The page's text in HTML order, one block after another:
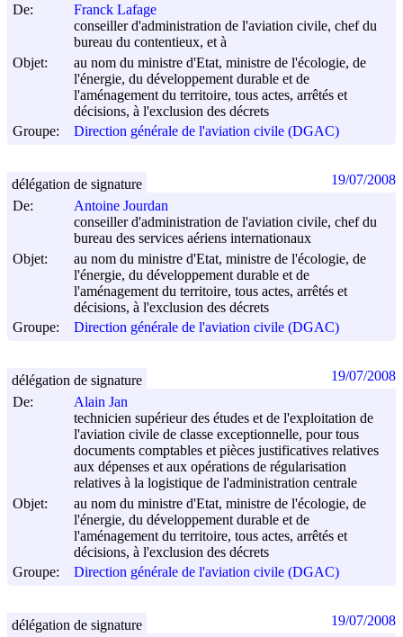
De:
Franck Lafage
conseiller d'administration de l'aviation civile, chef du
bureau du contentieux, et à
Objet:
au nom du ministre d'Etat, ministre de l'écologie, de
l'énergie, du développement durable et de
l'aménagement du territoire, tous actes, arrêtés et
décisions, à l'exclusion des décrets
Groupe:
Direction générale de l'aviation civile (DGAC)
De:
Antoine Jourdan
conseiller d'administration de l'aviation civile, chef du
bureau des services aériens internationaux
Objet:
au nom du ministre d'Etat, ministre de l'écologie, de
l'énergie, du développement durable et de
l'aménagement du territoire, tous actes, arrêtés et
décisions, à l'exclusion des décrets
Groupe:
Direction générale de l'aviation civile (DGAC)
délégation de signature 19/07/2008
De:
Alain Jan
technicien supérieur des études et de l'exploitation de
l'aviation civile de classe exceptionnelle, pour tous
documents comptables et pièces justificatives relatives
aux dépenses et aux opérations de régularisation
relatives à la logistique de l'administration centrale
Objet:
au nom du ministre d'Etat, ministre de l'écologie, de
l'énergie, du développement durable et de
l'aménagement du territoire, tous actes, arrêtés et
décisions, à l'exclusion des décrets
Groupe:
Direction générale de l'aviation civile (DGAC)
délégation de signature 19/07/2008
délégation de signature 19/07/2008